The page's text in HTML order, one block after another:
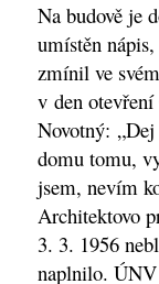
Na budově je
umístěn
zmínil ve
v den otevření
Novotný:
domu tomu,
jsem, nevím
Architektovo
3. 3. 1956
naplnilo.